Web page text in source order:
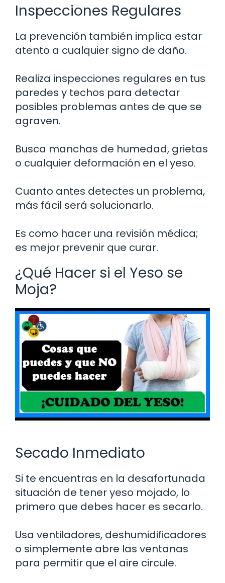
Inspecciones Regulares
La prevención también implica estar
atento a cualquier signo de daño.
Realiza inspecciones regulares en tus
paredes y techos para detectar
posibles problemas antes de que se
agraven.
Busca manchas de humedad, grietas
o cualquier deformación en el yeso.
Cuanto antes detectes un problema,
más fácil será solucionarlo.
Es como hacer una revisión médica;
es mejor prevenir que curar.
¿Qué Hacer si el Yeso se
Moja?
Secado Inmediato
Si te encuentras en la desafortunada
situación de tener yeso mojado, lo
primero que debes hacer es secarlo.
Usa ventiladores, deshumidificadores
o simplemente abre las ventanas
para permitir que el aire circule.